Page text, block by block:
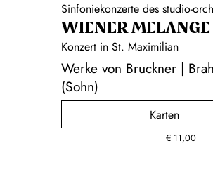
Sinfoniekonzerte des studio-
WIENER MELANGE
Konzert in St. Maximilian
Werke von Bruckner |
(Sohn)
Karten
€ 11,00